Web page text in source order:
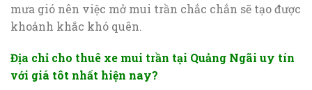
mưa gió nên việc mở mui trần chắc chắn sẽ tạo được
khoảnh khắc khó quên.
Địa chỉ cho thuê xe mui trần tại Quảng Ngãi uy tín
với giá tôt nhất hiện nay?